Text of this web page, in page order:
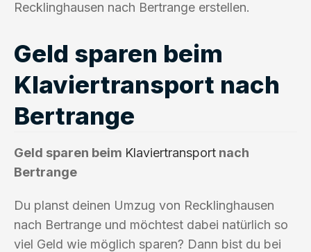
Recklinghausen nach Bertrange erstellen.
Geld sparen beim
Klaviertransport nach
Bertrange
Geld sparen beim Klaviertransport nach
Bertrange
Du planst deinen Umzug von Recklinghausen
nach Bertrange und möchtest dabei natürlich so
viel Geld wie möglich sparen? Dann bist du bei